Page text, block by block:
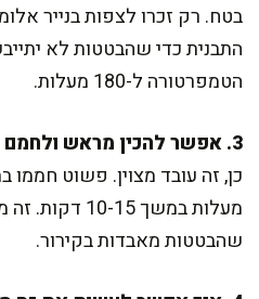
בטח. רק זכרו לצפות בנייר
התבנית כדי שהבטטות לא
הטמפרטורה ל-180 מעלות.
3. אפשר להכין מראש ולחמם מחדש לפני ההגשה?
מעלות במשך
שהבטטות מאבדות בקירור.